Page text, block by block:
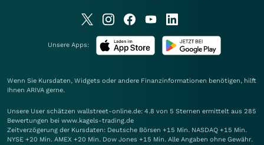
Unsere Apps:
Wenn Sie Kursdaten, Widgets oder andere Finanzinformationen benötigen, hilft
Ihnen ARIVA gerne.
Unsere User schätzen wallstreet-online.de: 4.8 von 5 Sternen ermittelt aus 285
Bewertungen bei www.kagels-trading.de
Zeitverzögerung der Kursdaten: Deutsche Börsen +15 Min. NASDAQ +15 Min.
NYSE +20 Min. AMEX +20 Min. Dow Jones +15 Min. Alle Angaben ohne Gewähr.